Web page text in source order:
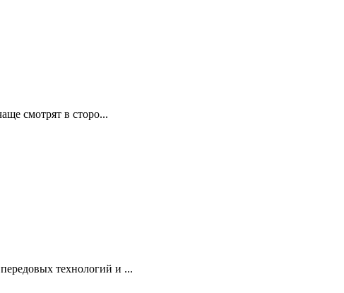
смотрят в сторо...
технологий и ...